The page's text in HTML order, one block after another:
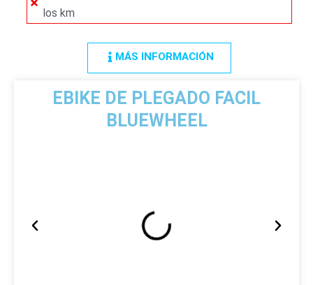
los km
MÁS INFORMACIÓN
EBIKE DE PLEGADO FACIL
BLUEWHEEL
A
S